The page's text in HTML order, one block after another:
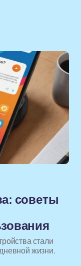
советы
стали
жизни.